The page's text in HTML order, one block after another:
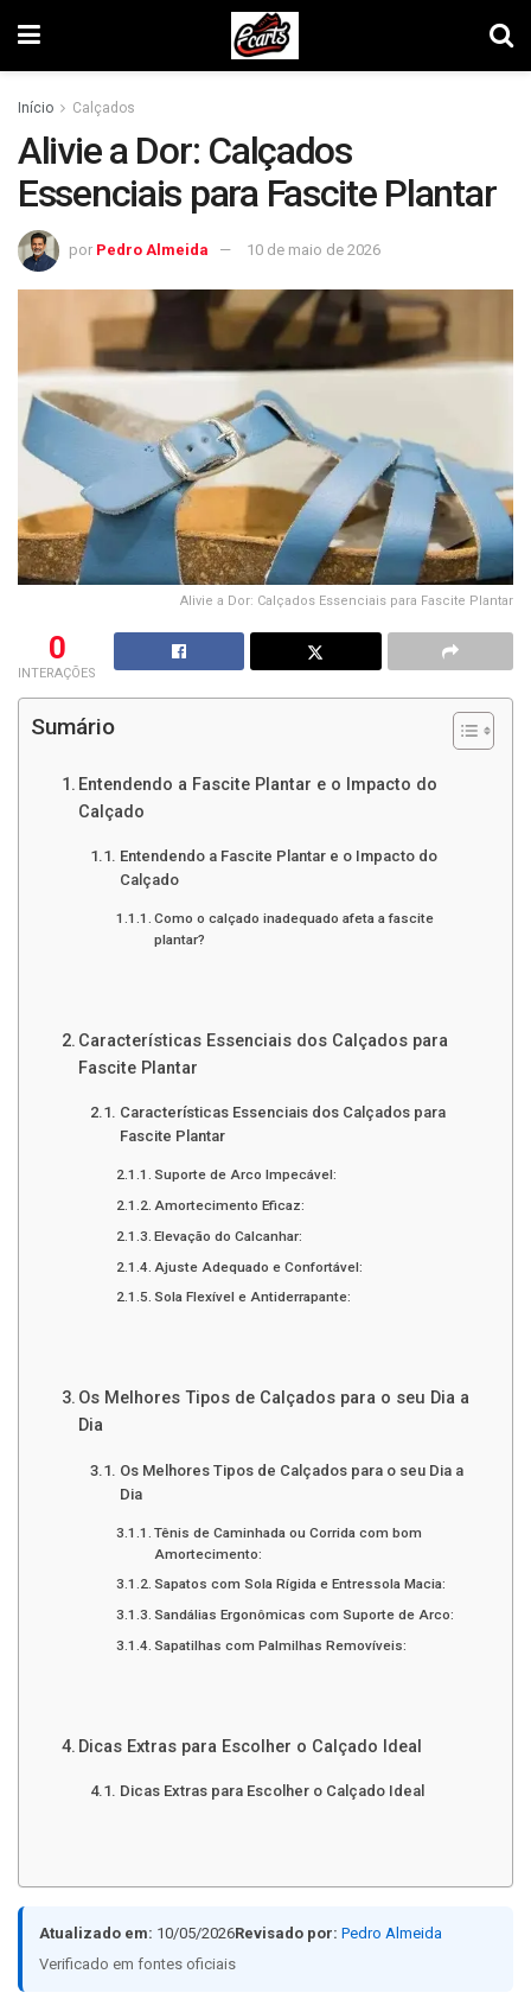
Início Calçados
Alivie a Dor: Calçados
Essenciais para Fascite Plantar
por Pedro Almeida 10 de maio de 2026
Alivie a Dor: Calçados Essenciais para Fascite Plantar
0
INTERAÇÕES
Sumário
Entendendo a Fascite Plantar e o Impacto do
Calçado
Entendendo a Fascite Plantar e o Impacto do
Calçado
Como o calçado inadequado afeta a fascite
plantar?
Características Essenciais dos Calçados para
Fascite Plantar
Características Essenciais dos Calçados para
Fascite Plantar
Suporte de Arco Impecável:
Amortecimento Eficaz:
Elevação do Calcanhar:
Ajuste Adequado e Confortável:
Sola Flexível e Antiderrapante:
Os Melhores Tipos de Calçados para o seu Dia a
Dia
Os Melhores Tipos de Calçados para o seu Dia a
Dia
Tênis de Caminhada ou Corrida com bom
Amortecimento:
Sapatos com Sola Rígida e Entressola Macia:
Sandálias Ergonômicas com Suporte de Arco:
Sapatilhas com Palmilhas Removíveis:
Dicas Extras para Escolher o Calçado Ideal
Dicas Extras para Escolher o Calçado Ideal
Atualizado em: 10/05/2026Revisado por: Pedro Almeida
Verificado em fontes oficiais